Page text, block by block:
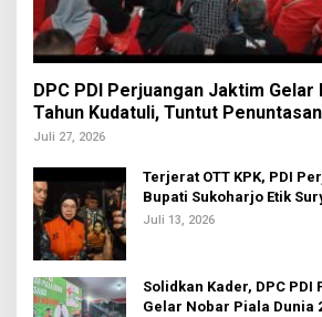
DPC PDI Perjuangan Jaktim Gelar
Tahun Kudatuli, Tuntut
Intelektual
Juli 27, 2026
Terjerat OTT KPK, PDI
Bupati Sukoharjo Etik
Juli 13, 2026
Solidkan Kader, DPC
Gelar Nobar Piala Dunia